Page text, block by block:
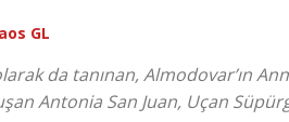
GL
olarak da tanınan, Almodovar’ın
Antonia San Juan, Uçan